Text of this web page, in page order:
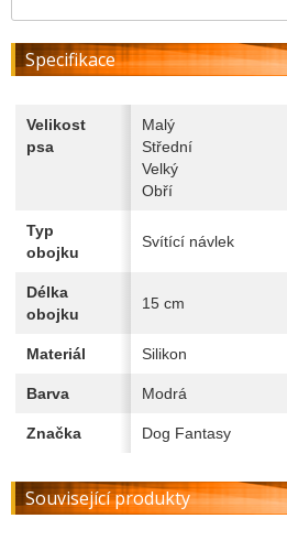
Specifikace
Velikost
psa
Malý
Střední
Velký
Obří
Typ
obojku
Svítící návlek
Délka
obojku
15 cm
Materiál Silikon
Barva Modrá
Značka Dog Fantasy
Související produkty